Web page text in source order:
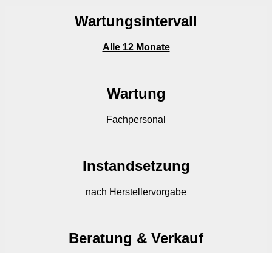
Wartungsintervall
Alle 12 Monate
Wartung
Fachpersonal
Instandsetzung
nach Herstellervorgabe
Beratung & Verkauf